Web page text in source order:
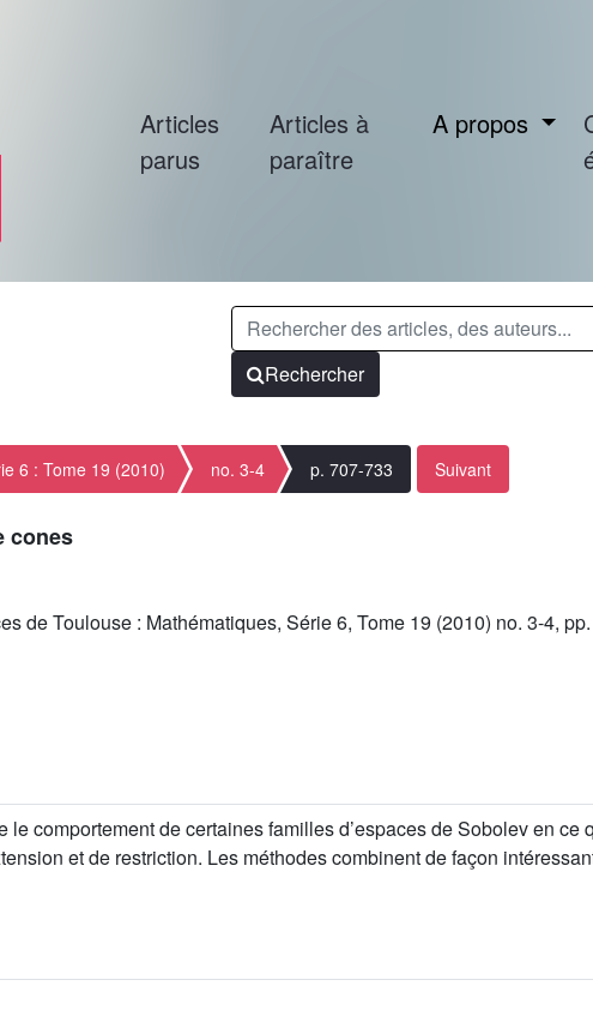
Articles
parus
Articles à
paraître
A propos
Rechercher
6 : Tome 19 (2010) no. 3-4 p. 707-733 Suivant
cones
de Toulouse : Mathématiques, Série 6, Tome 19 (2010) no. 3-4,
le comportement de certaines familles d’espaces de Sobolev en
et de restriction. Les méthodes combinent de façon